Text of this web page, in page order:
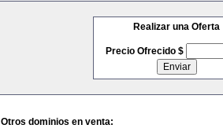
Realizar una Oferta
Precio Ofrecido $
Otros dominios en venta: